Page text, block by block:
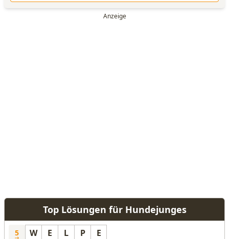
Top Lösungen für Hundejunges
5 W E L P E